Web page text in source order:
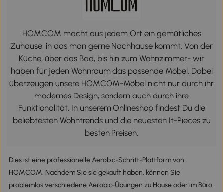
HOMCOM macht aus jedem Ort ein gemütliches
Zuhause, in das man gerne Nachhause kommt. Von der
Küche, über das Bad, bis hin zum Wohnzimmer- wir
haben für jeden Wohnraum das passende Möbel. Dabei
überzeugen unsere HOMCOM-Möbel nicht nur durch ihr
modernes Design, sondern auch durch ihre
Funktionalität. In unserem Onlineshop findest Du die
beliebtesten Wohntrends und die neuesten It-Pieces zu
besten Preisen.
Dies ist eine professionelle Aerobic-Schritt-Plattform von
HOMCOM. Nachdem Sie sie gekauft haben, können Sie
problemlos verschiedene Aerobic-Übungen zu Hause oder im Büro